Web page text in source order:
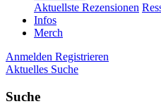
Aktuellste Rezensionen
Infos
Merch
Anmelden Registrieren
Aktuelles Suche
Suche